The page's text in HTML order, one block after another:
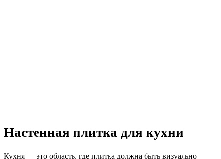
Настенная плитка для кухни
Кухня — это область, где плитка должна быть визуально